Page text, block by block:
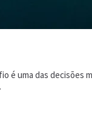
é uma das